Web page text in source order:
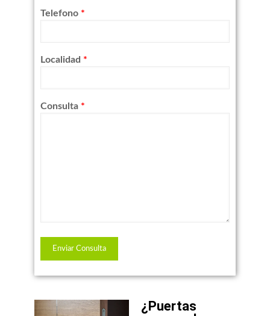
Telefono *
Localidad *
Consulta *
¿Puertas